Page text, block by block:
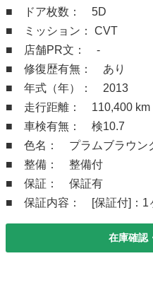
■ ドア枚数： 5D
■ ミッション： CVT
■ 店舗PR文： -
■ 修復歴有無： あり
■ 年式（年）： 2013
■ 走行距離： 110,400 km
■ 車検有無： 検10.7
■ 色名： プラムブラウン
■ 整備： 整備付
■ 保証： 保証有
■ 保証内容： [保証付]：1
在庫確認